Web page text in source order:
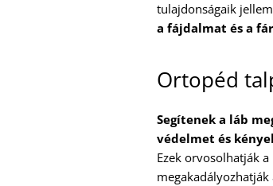
tulajdonságaik
a fájdalmat és a
Ortopéd
Segítenek a láb
védelmet és
Ezek orvosolhatják